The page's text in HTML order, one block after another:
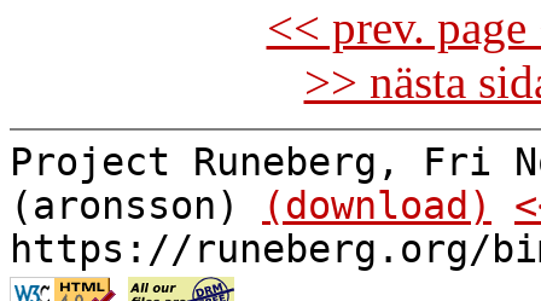
<< prev.
>> nästa
Project Runeberg, Fri
(aronsson)
(download)
https://runeberg.org/